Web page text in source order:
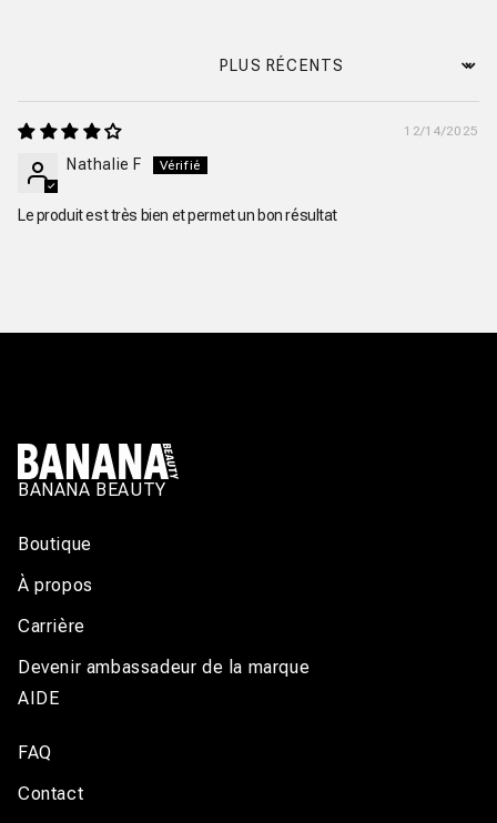
Sort by
12/14/2025
Nathalie F
Le produit est très bien et permet un bon résultat
BANANA BEAUTY
Boutique
À propos
Carrière
Devenir ambassadeur de la marque
AIDE
FAQ
Contact